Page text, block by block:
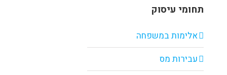
תחומי עיסוק
אלימות במשפחה
עבירות מס